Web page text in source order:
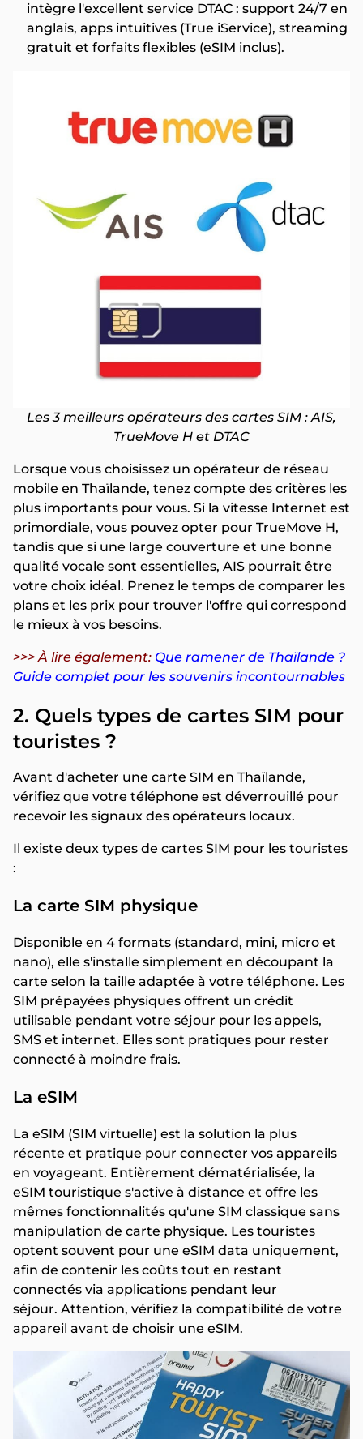
intègre l'excellent service DTAC : support 24/7 en
anglais, apps intuitives (True iService), streaming
gratuit et forfaits flexibles (eSIM inclus).
Les 3 meilleurs opérateurs des cartes SIM : AIS,
TrueMove H et DTAC
Lorsque vous choisissez un opérateur de réseau
mobile en Thaïlande, tenez compte des critères les
plus importants pour vous. Si la vitesse Internet est
primordiale, vous pouvez opter pour TrueMove H,
tandis que si une large couverture et une bonne
qualité vocale sont essentielles, AIS pourrait être
votre choix idéal. Prenez le temps de comparer les
plans et les prix pour trouver l'offre qui correspond
le mieux à vos besoins.
>>> À lire également: Que ramener de Thaïlande ?
Guide complet pour les souvenirs incontournables
2. Quels types de cartes SIM pour
touristes ?
Avant d'acheter une carte SIM en Thaïlande,
vérifiez que votre téléphone est déverrouillé pour
recevoir les signaux des opérateurs locaux.
Il existe deux types de cartes SIM pour les touristes
:
La carte SIM physique
Disponible en 4 formats (standard, mini, micro et
nano), elle s'installe simplement en découpant la
carte selon la taille adaptée à votre téléphone. Les
SIM prépayées physiques offrent un crédit
utilisable pendant votre séjour pour les appels,
SMS et internet. Elles sont pratiques pour rester
connecté à moindre frais.
La eSIM
La eSIM (SIM virtuelle) est la solution la plus
récente et pratique pour connecter vos appareils
en voyageant. Entièrement dématérialisée, la
eSIM touristique s'active à distance et offre les
mêmes fonctionnalités qu'une SIM classique sans
manipulation de carte physique. Les touristes
optent souvent pour une eSIM data uniquement,
afin de contenir les coûts tout en restant
connectés via applications pendant leur
séjour. Attention, vérifiez la compatibilité de votre
appareil avant de choisir une eSIM.